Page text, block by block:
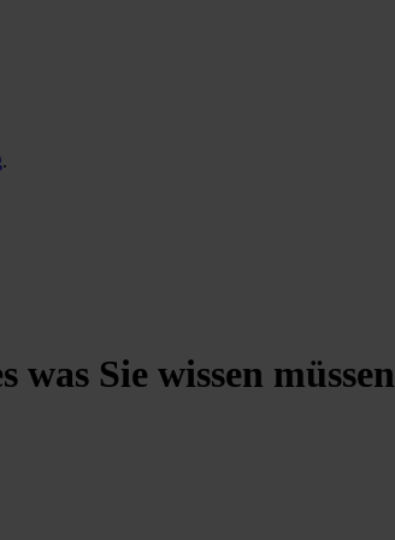
.
Sie wissen müssen